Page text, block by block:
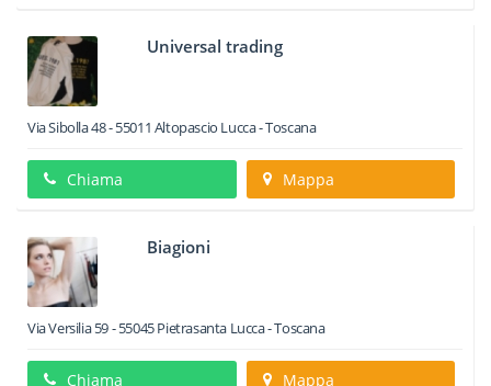
Universal trading
Via Sibolla 48-55011 Altopascio Lucca -Toscana
Chiama Mappa
Biagioni
Via Versilia 59-55045Pietrasanta Lucca -Toscana
Chiama Mappa